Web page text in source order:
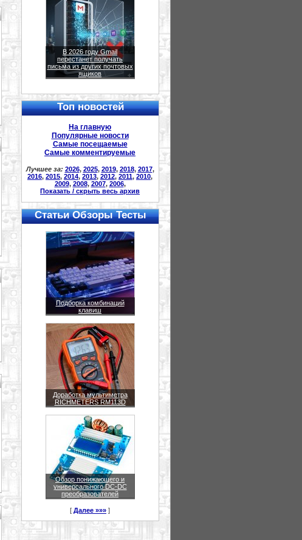
В 2026 году Gmail
перестанет получать
письма из других почтовых
ящиков
Топ новостей
На главную
Популярные новости
Самые посещаемые
Самые комментируемые
Лучшее за: 2026, 2025, 2019, 2018, 2017,
2016, 2015, 2014, 2013, 2012, 2011, 2010,
2009, 2008, 2007, 2006,
Показать / скрыть весь архив
Статьи Обзоры Тесты
Подборка комбинаций
клавиш
Доработка мультиметра
RICHMETERS RM113D
Обзор понижающего и
универсального DC-DC
преобразователей
[ Далее »»» ]